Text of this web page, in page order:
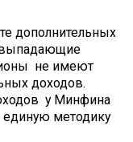
дополнительных
выпадающие
не имеют
доходов.
у Минфина
единую методику